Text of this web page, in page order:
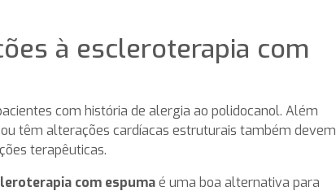
à escleroterapia com
com história de alergia ao polidocanol. Além
têm alterações cardíacas estruturais também devem
terapêuticas.
com espumaé uma boa alternativa para